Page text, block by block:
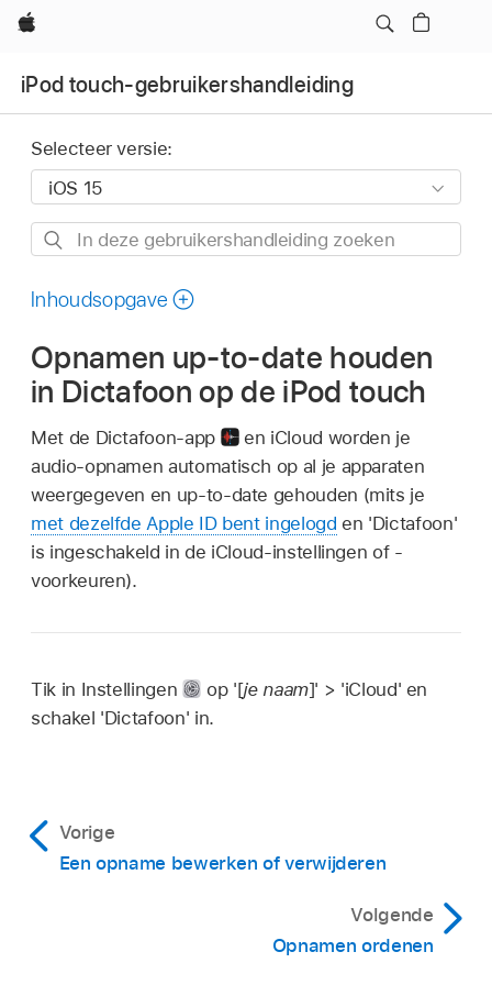
Apple
iPod touch-gebruikershandleiding
Selecteer versie:
In
gebruikershandleiding
Inhoudsopgave
Opnamen up-to-date houden
in Dictafoon op de iPod touch
Met de Dictafoon-app
en iCloud worden je
audio-opnamen automatisch op al je apparaten
weergegeven en up-to-date gehouden (mits je
met dezelfde Apple ID bent ingelogd en 'Dictafoon'
is ingeschakeld in de iCloud-instellingen of -
voorkeuren).
Tik in Instellingen op '[je naam]' > 'iCloud' en
schakel 'Dictafoon' in.
Vorige
Een opname bewerken of verwijderen
Volgende
Opnamen ordenen